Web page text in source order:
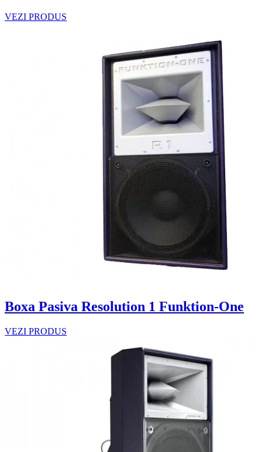
VEZI PRODUS
Boxa Pasiva Resolution 1 Funktion-One
VEZI PRODUS